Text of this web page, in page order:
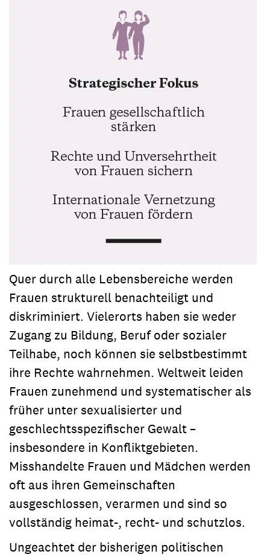
Quer durch alle Lebensbereiche werden
Frauen strukturell benachteiligt und
diskriminiert. Vielerorts haben sie weder
Zugang zu Bildung, Beruf oder sozialer
Teilhabe, noch können sie selbstbestimmt
ihre Rechte wahrnehmen. Weltweit leiden
Frauen zunehmend und systematischer als
früher unter sexualisierter und
geschlechtsspezifischer Gewalt –
insbesondere in Konfliktgebieten.
Misshandelte Frauen und Mädchen werden
oft aus ihren Gemeinschaften
ausgeschlossen, verarmen und sind so
vollständig heimat-, recht- und schutzlos.
Ungeachtet der bisherigen politischen